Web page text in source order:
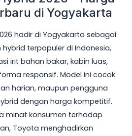
di Yogyakarta
hadir di Yogyakarta sebagai
terpopuler di Indonesia,
irit bahan bakar, kabin luas,
responsif. Model ini cocok
harian, maupun pengguna
dengan harga kompetitif.
minat konsumen terhadap
Toyota menghadirkan